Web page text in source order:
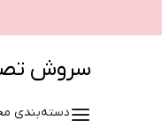
سروش
دسته‌بندی